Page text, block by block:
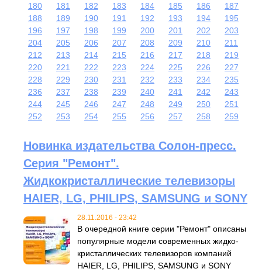
180
181 182 183 184 185 186
187
188
189 190 191 192 193 194
195
196
197 198 199 200 201 202
203
204
205 206 207 208 209 210
211
212
213 214 215 216 217 218
219
220
221 222 223 224 225 226
227
228
229 230 231 232 233 234
235
236
237 238 239 240 241 242
243
244
245 246 247 248 249 250
251
252
253 254 255 256 257 258 259
Новинка издательства Солон-пресс.
Серия "Ремонт".
Жидкокристаллические телевизоры
HAIER, LG, PHILIPS, SAMSUNG и SONY
28.11.2016 - 23:42
В очередной книге серии "Ремонт" описаны
популярные модели современных жидко-
кристаллических телевизоров компаний
HAIER, LG, PHILIPS, SAMSUNG и SONY